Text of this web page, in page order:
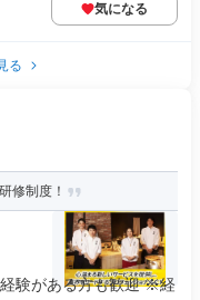
気になる
る
修制度！
験がある方も歓迎 ※経